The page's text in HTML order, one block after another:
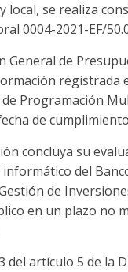
local, se realiza
0004-2021-EF/
General de
de Programación
de
concluya su
del
de
en un plazo no
del artículo 5 de la